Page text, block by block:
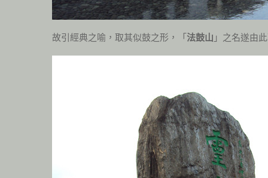
故引經典之喻，取其似鼓之形，「 法鼓山 」之名遂由